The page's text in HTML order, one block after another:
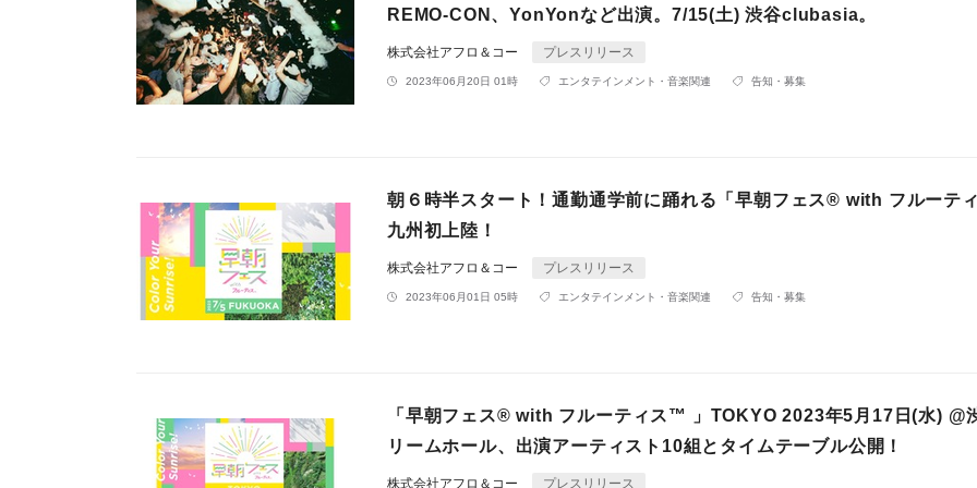
REMO-CON、YonYonなど出演。7/15(土) 渋谷clubasia。
株式会社アフロ＆コー プレスリリース
2023年06月20日 01時 エンタテインメント・音楽関連 告知・募集
朝６時半スタート！通勤通学前に踊れる「早朝フェス®︎ with フルーテ
九州初上陸！
株式会社アフロ＆コー プレスリリース
2023年06月01日 05時 エンタテインメント・音楽関連 告知・募集
「早朝フェス®︎ with フルーティス™️ 」TOKYO 2023年5月17日(水) @
リームホール、出演アーティスト10組とタイムテーブル公開！
株式会社アフロ＆コー プレスリリース